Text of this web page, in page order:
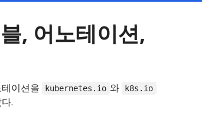
, 어노테이션,
이션을 kubernetes.io 와 k8s.io
.